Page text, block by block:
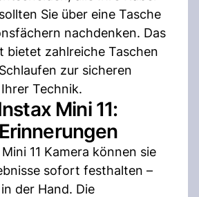
Sie über eine Tasche
nachdenken. Das
bietet zahlreiche Taschen
zur sicheren
Technik.
Mini 11:
11 Kamera können sie
sofort festhalten –
der Hand. Die